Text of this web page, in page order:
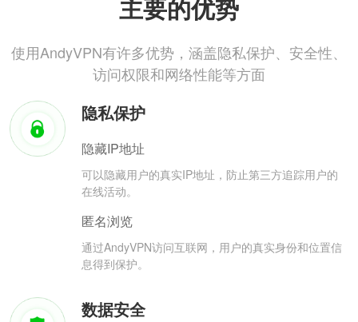
主要的优势
使用AndyVPN有许多优势，涵盖隐私保护、安全性、
访问权限和网络性能等方面
隐私保护
隐藏IP地址
可以隐藏用户的真实IP地址，防止第三方追踪用户的
在线活动。
匿名浏览
通过AndyVPN访问互联网，用户的真实身份和位置信
息得到保护。
数据安全